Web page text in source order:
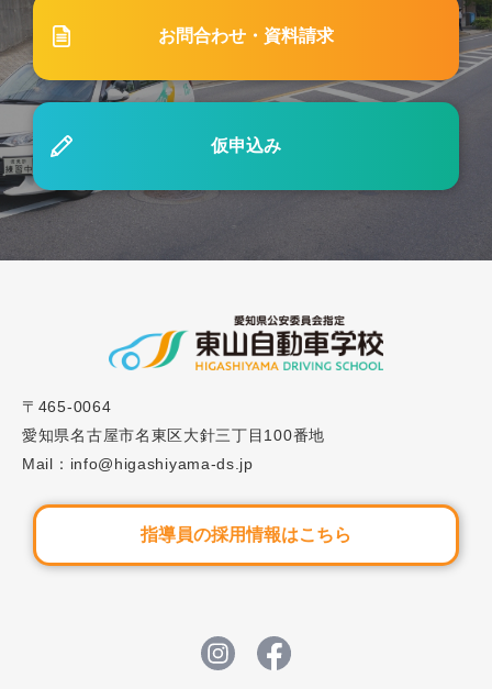
#5「子育てをしながら免許を取得するのは可能？
子育て中の自動車学校選びのポイントとは？」
#82 東山自動車学校で学ぶ普通免許とは？運転でき
る車の条件までわかりやすく解説
ブログ 2024.07.01
かる？料金相場や発生してしまった時の対応方法を
ブログ 2024.12.09
#43「失敗しない自動車学校の選び方とは？知って
おくべき6つのポイント」
お問合わせ・資料請求
仮申込み
〒465-0064
愛知県名古屋市名東区大針三丁目100番地
Mail：info@higashiyama-ds.jp
指導員の採用情報はこちら